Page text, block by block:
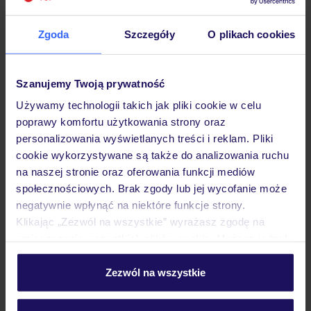
Zgoda Szczegóły O plikach cookies
Szanujemy Twoją prywatność
Używamy technologii takich jak pliki cookie w celu
poprawy komfortu użytkowania strony oraz
personalizowania wyświetlanych treści i reklam. Pliki
cookie wykorzystywane są także do analizowania ruchu
na naszej stronie oraz oferowania funkcji mediów
społecznościowych. Brak zgody lub jej wycofanie może
negatywnie wpłynąć na niektóre funkcje strony.
Klikając „Zezwól na wszystkie” wyrażasz zgodę na
personalizować swój wybór wchodząc w zakładkę
Szczegółowe informacje o plikach cookie znajdziesz
Zezwól na wszystkie
Pokoje
Wyżywienie
Atrakcje
Ważne informacje